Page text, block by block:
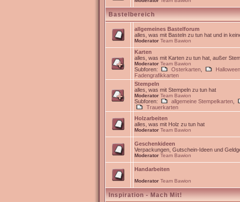
Bastelbereich
allgemeines Bastelforum
alles, was mit Basteln zu tun hat und in
Moderator Team Bawion
Karten
alles, was mit Karten zu tun hat, außer
Moderator Team Bawion
Subforen: Osterkarten
Fadengrafikkarten
Stempeln
alles, was mit Stempeln zu tun hat
Moderator Team Bawion
Subforen: allgemeine Stempelkarten
Trauerkarten
Holzarbeiten
alles, was mit Holz zu tun hat
Moderator Team Bawion
Geschenkideen
Verpackungen, Gutschein-Ideen und
Moderator Team Bawion
Handarbeiten
Moderator Team Bawion
Inspiration - Mach Mit!